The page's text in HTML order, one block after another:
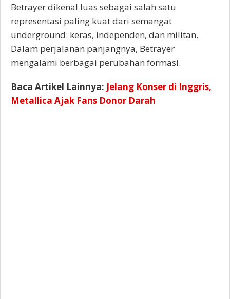
Betrayer dikenal luas sebagai salah satu
representasi paling kuat dari semangat
underground: keras, independen, dan militan.
Dalam perjalanan panjangnya, Betrayer
mengalami berbagai perubahan formasi.
Baca Artikel Lainnya: Jelang Konser di Inggris,
Metallica Ajak Fans Donor Darah